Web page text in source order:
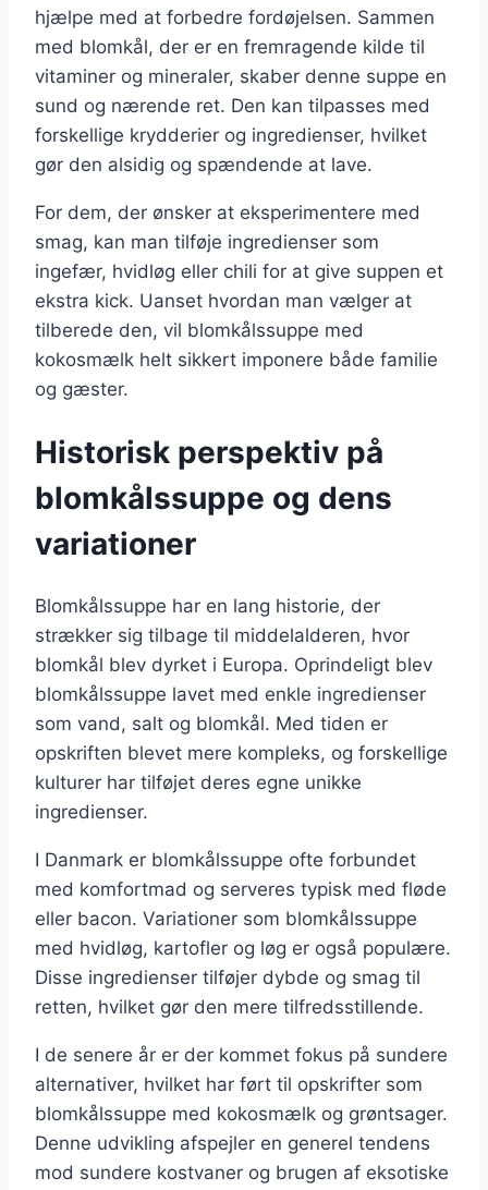
hjælpe med at forbedre fordøjelsen. Sammen
med blomkål, der er en fremragende kilde til
vitaminer og mineraler, skaber denne suppe en
sund og nærende ret. Den kan tilpasses med
forskellige krydderier og ingredienser, hvilket
gør den alsidig og spændende at lave.
For dem, der ønsker at eksperimentere med
smag, kan man tilføje ingredienser som
ingefær, hvidløg eller chili for at give suppen et
ekstra kick. Uanset hvordan man vælger at
tilberede den, vil blomkålssuppe med
kokosmælk helt sikkert imponere både familie
og gæster.
Historisk perspektiv på
blomkålssuppe og dens
variationer
Blomkålssuppe har en lang historie, der
strækker sig tilbage til middelalderen, hvor
blomkål blev dyrket i Europa. Oprindeligt blev
blomkålssuppe lavet med enkle ingredienser
som vand, salt og blomkål. Med tiden er
opskriften blevet mere kompleks, og forskellige
kulturer har tilføjet deres egne unikke
ingredienser.
I Danmark er blomkålssuppe ofte forbundet
med komfortmad og serveres typisk med fløde
eller bacon. Variationer som blomkålssuppe
med hvidløg, kartofler og løg er også populære.
Disse ingredienser tilføjer dybde og smag til
retten, hvilket gør den mere tilfredsstillende.
I de senere år er der kommet fokus på sundere
alternativer, hvilket har ført til opskrifter som
blomkålssuppe med kokosmælk og grøntsager.
Denne udvikling afspejler en generel tendens
mod sundere kostvaner og brugen af eksotiske